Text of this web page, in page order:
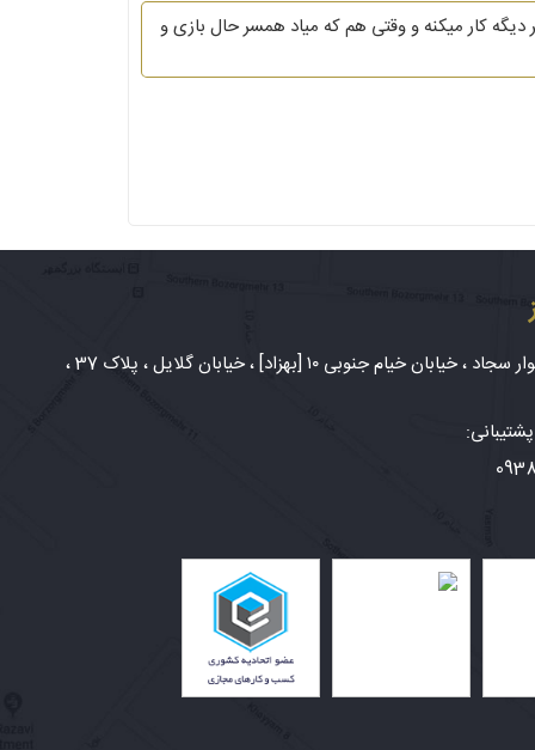
کار میکنه و وقتی هم که میاد همسر حال بازی و
شهر مشهد، بلوار سجاد ، خیابان خیام جنوبی ۱۰ [بهزاد] ، خیابان گلایل ، پلاک 37 ،